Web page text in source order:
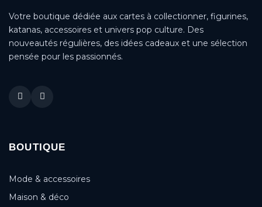
Votre boutique dédiée aux cartes à collectionner, figurines,
katanas, accessoires et univers pop culture. Des
nouveautés régulières, des idées cadeaux et une sélection
pensée pour les passionnés.
BOUTIQUE
Mode & accessoires
Maison & déco